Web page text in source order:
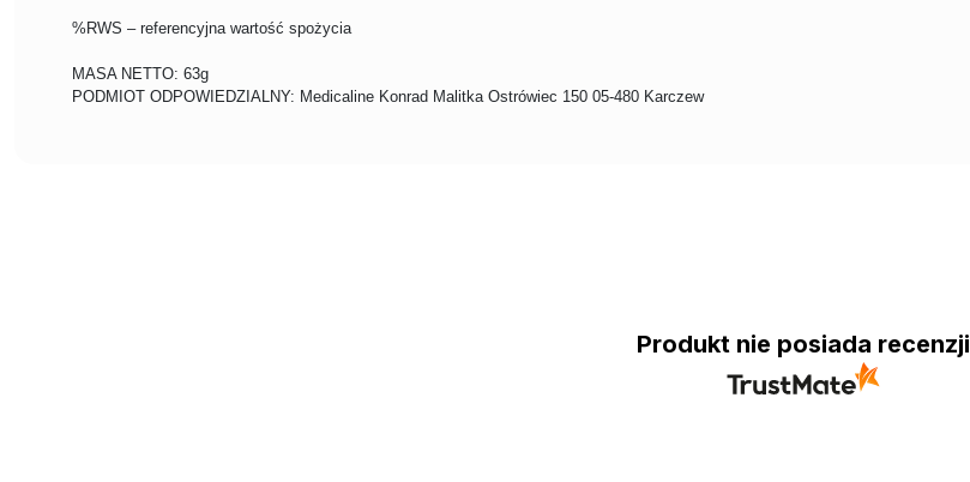
%RWS – referencyjna wartość spożycia
MASA NETTO: 63g
PODMIOT ODPOWIEDZIALNY: Medicaline Konrad Malitka Ostrówiec 150 05-480 Karczew
Produkt nie posiada recenzji